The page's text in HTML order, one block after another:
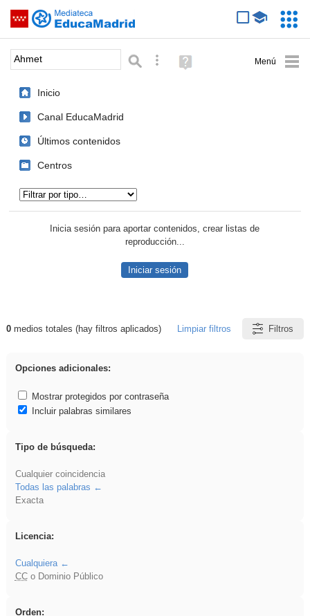
Saltar navegación
Palabra o frase: Búsqueda avanzada
Ayuda
(en
Inicio
Canal EducaMadrid
Últimos contenidos
Centros
Inicia sesión para aportar contenidos, crear listas de
reproducción...
Iniciar sesión
Resultados de: Ahmet
0medios totales (hay filtros aplicados) Limpiar filtros Filtros
Opciones adicionales:
Mostrar protegidos por contraseña
Incluir palabras similares
Tipo de búsqueda:
Cualquier coincidencia
Todas las palabras
Exacta
Licencia:
Cualquiera
CCo Dominio Público
Orden: